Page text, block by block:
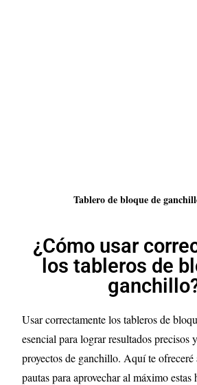
Tablero de bloque de
¿Cómo usar
los tableros de
Usar correctamente los tableros de
esencial para lograr resultados precisos
proyectos de ganchillo. Aquí te
pautas para aprovechar al máximo estas